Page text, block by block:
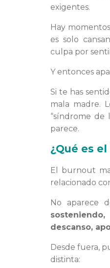
exigentes.
Hay
es solo
culpa por
Y entonces
Si te has
mala madre.
“síndrome de
parece.
¿Qué es
El burnout
relacionado
No aparece
descanso,
Desde fuera,
distinta: